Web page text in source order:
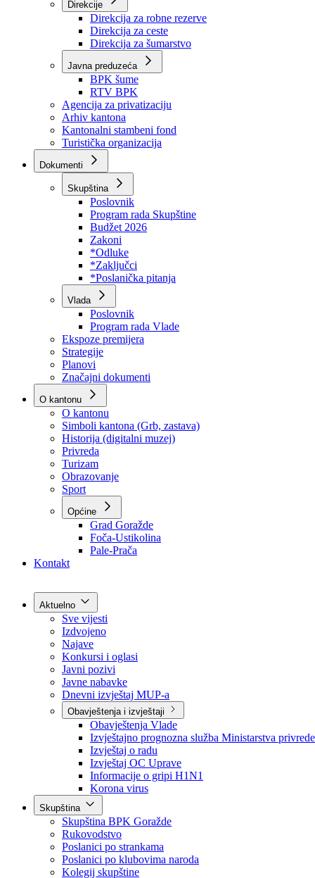
Kantonalna uprava za inspekcijske poslove
Kantonalna uprava civilne zaštite
Direkcije
Direkcija za robne rezerve
Direkcija za ceste
Direkcija za šumarstvo
Javna preduzeća
BPK šume
RTV BPK
Agencija za privatizaciju
Arhiv kantona
Kantonalni stambeni fond
Turistička organizacija
Dokumenti
Skupština
Poslovnik
Program rada Skupštine
Budžet 2026
Zakoni
*Odluke
*Zaključci
*Poslanička pitanja
Vlada
Poslovnik
Program rada Vlade
Ekspoze premijera
Strategije
Planovi
Značajni dokumenti
O kantonu
O kantonu
Simboli kantona (Grb, zastava)
Historija (digitalni muzej)
Privreda
Turizam
Obrazovanje
Sport
Općine
Kontakt
Aktuelno
Sve vijesti
Izdvojeno
Najave
Konkursi i oglasi
Javni pozivi
Javne nabavke
Dnevni izvještaj MUP-a
Obavještenja i izvještaji
Obavještenja Vlade
Izvještajno prognozna služba Ministarstva privrede
Izvještaj o radu
Izvještaj OC Uprave
Informacije o gripi H1N1
Korona virus
Skupština
Skupština BPK Goražde
Rukovodstvo